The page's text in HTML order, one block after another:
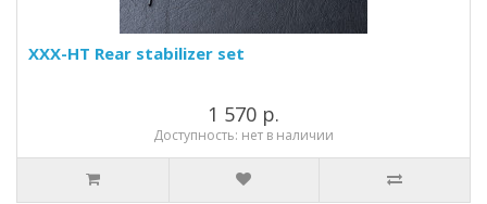
XXX-HT Rear stabilizer set
1 570 р.
Доступность: нет в наличии